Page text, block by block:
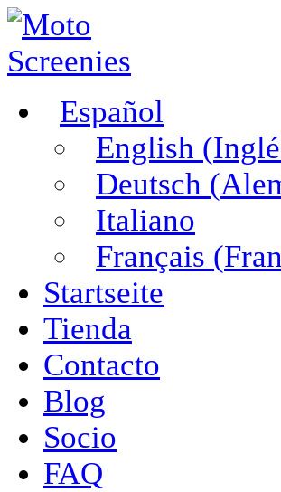
Español
English (
Deutsch (
Italiano
Français (
Startseite
Tienda
Contacto
Blog
Socio
FAQ